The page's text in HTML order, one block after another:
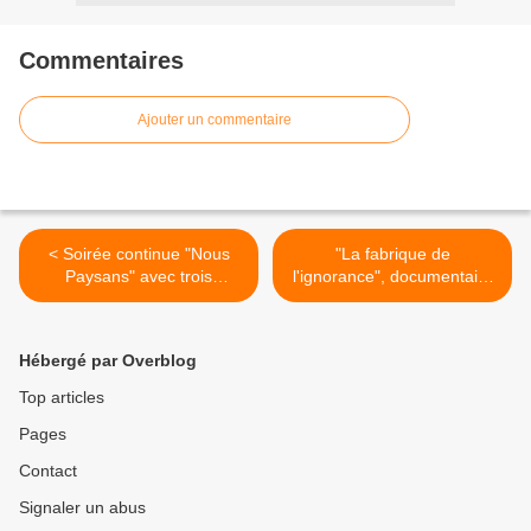
Commentaires
Ajouter un commentaire
< Soirée continue "Nous
Paysans" avec trois
documentaires et un débat
"La fabrique de
l'ignorance", documentaire
inédit ce soir sur ARTE
Hébergé par Overblog
Top articles
Pages
Contact
Signaler un abus